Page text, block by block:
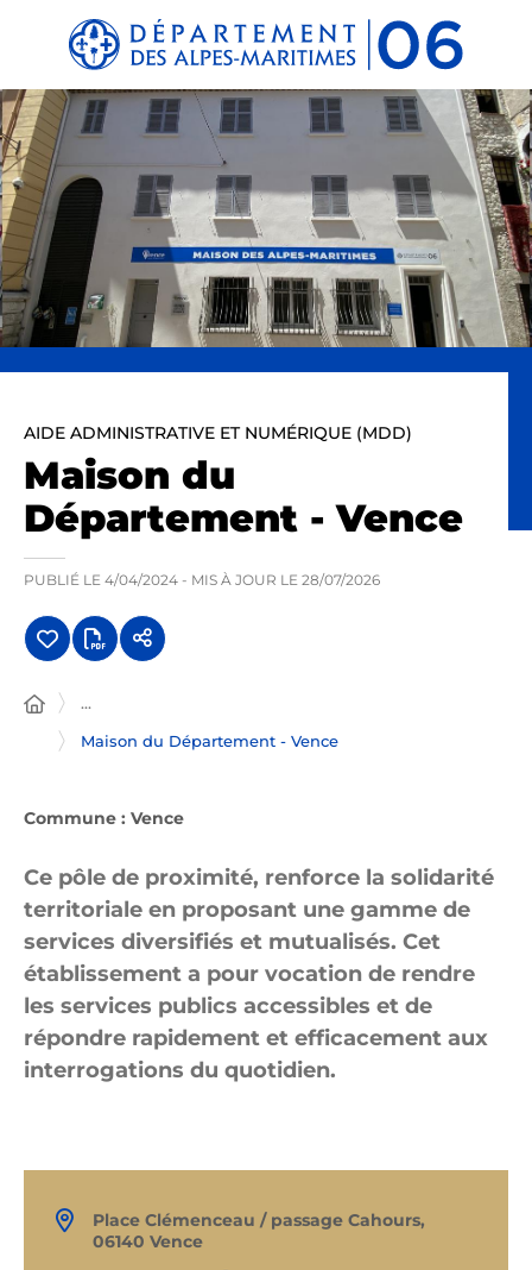
Panneau de gestion des cookies
AIDE ADMINISTRATIVE ET NUMÉRIQUE (MDD)
Maison du
Département - Vence
PUBLIÉ LE 4/04/2024 - MIS À JOUR LE 28/07/2026
...
Maison du Département - Vence
Commune : Vence
Ce pôle de proximité, renforce la solidarité
territoriale en proposant une gamme de
services diversifiés et mutualisés. Cet
établissement a pour vocation de rendre
les services publics accessibles et de
répondre rapidement et efficacement aux
interrogations du quotidien.
Place Clémenceau / passage Cahours,
06140 Vence